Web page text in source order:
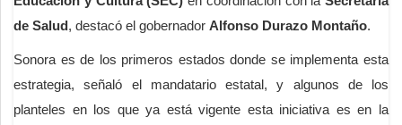
de Salud, destacó el gobernador Alfonso Durazo Montaño.
Sonora es de los primeros estados donde se implementa esta
estrategia, señaló el mandatario estatal, y algunos de los
planteles en los que ya está vigente esta iniciativa es en la